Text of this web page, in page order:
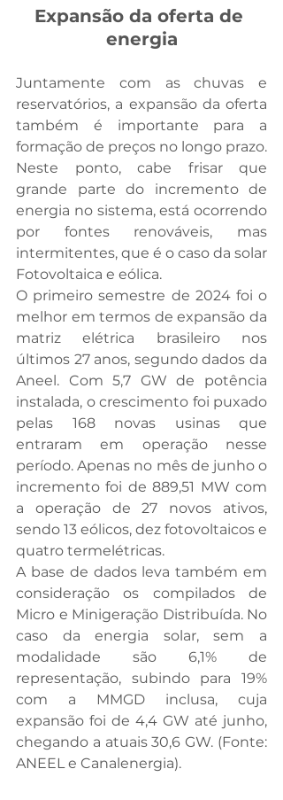
Expansão da oferta de
energia
Juntamente com as chuvas e
reservatórios, a expansão da oferta
também é importante para a
Neste ponto, cabe frisar que
grande parte do incremento de
energia no sistema, está ocorrendo
por fontes renováveis, mas
intermitentes, que é o caso da solar
Fotovoltaica e eólica.
O primeiro semestre de 2024 foi o
melhor em termos de expansão da
matriz elétrica brasileiro nos
últimos 27 anos, segundo dados da
Aneel. Com 5,7 GW de potência
instalada, o crescimento foi puxado
pelas 168 novas usinas que
entraram em operação nesse
período. Apenas no mês de junho o
incremento foi de 889,51 MW com
a operação de 27 novos ativos,
sendo 13 eólicos, dez fotovoltaicos e
quatro termelétricas.
A base de dados leva também em
consideração os compilados de
Micro e Minigeração Distribuída. No
caso da energia solar, sem a
modalidade são 6,1% de
representação, subindo para 19%
com a MMGD inclusa, cuja
expansão foi de 4,4 GW até junho,
chegando a atuais 30,6 GW. (Fonte:
ANEEL e Canalenergia).